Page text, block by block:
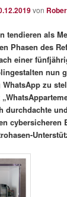
von
tendieren als
Phasen des
einer
nun
WhatsApp zu
durchdachte
cybersicheren